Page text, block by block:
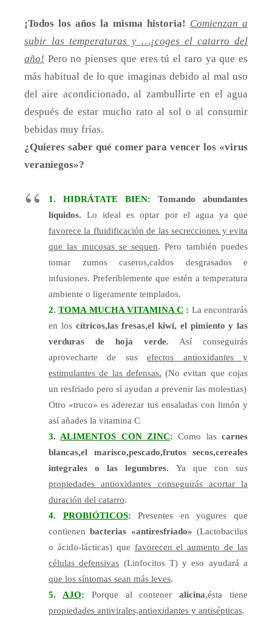
¡Todos los años la misma historia! Comienzan a
subir las temperaturas y …¡coges el catarro del
año! Pero no pienses que eres tú el raro ya que es
más habitual de lo que imaginas debido al mal uso
del aire acondicionado, al zambullirte en el agua
después de estar mucho rato al sol o al consumir
bebidas muy frías.
¿Quieres saber qué comer para vencer los «virus
veraniegos»?
1. HIDRÁTATE BIEN:
Tomando abundantes
líquidos. Lo ideal es optar por el agua ya que
favorece la fluidificación de las secrecciones y evita
que las mucosas se sequen. Pero también puedes
tomar zumos caseros,caldos desgrasados e
infusiones. Preferiblemente que estén a temperatura
ambiente o ligeramente templados.
2.TOMA MUCHA VITAMINA C : La encontrarás
en los cítricos,las fresas,el kiwi, el pimiento y las
verduras de hoja verde. Así conseguirás
aprovecharte de susefectos antioxidantes y
estimulantes de las defensas. (No evitan que cojas
un resfriado pero sí ayudan a prevenir las molestias)
Otro «truco» es aderezar tus ensaladas con limón y
así añades la vitamina C
3. ALIMENTOS CON ZINC: Como lascarnes
blancas,el marisco,pescado,frutos secos,cereales
integrales o las legumbres. Ya que con sus
propiedades antioxidantes conseguirás acortar la
duración del catarro.
4. PROBIÓTICOS:
Presentes en yogures que
contienenbacterias «antiresfriado» (Lactobacilus
o ácido-lácticas) que favorecen el aumento de las
células defensivas (Linfocitos T) y eso ayudará a
que los síntomas sean más leves.
5. AJO: Porque al conteneralicina,ésta tiene
propiedades antivirales,antioxidantes y antisépticas.